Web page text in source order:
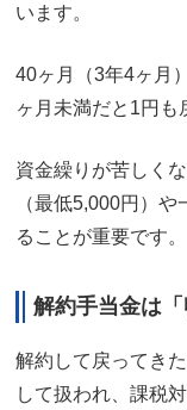
います。
40ヶ月（3年4ヶ月
ヶ月未満だと1円も
資金繰りが苦しく
（最低5,000円）
ることが重要です。
解約手当金は
解約して戻ってき
して扱われ、課税